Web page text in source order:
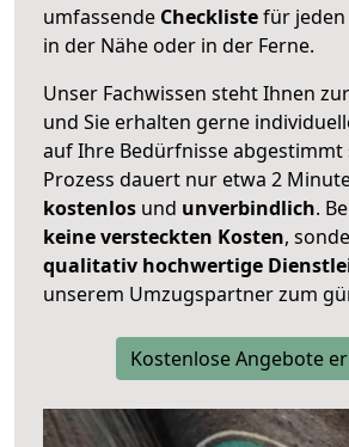
umfassende Checklistefür jeden
in der Nähe oder in der Ferne.
Unser Fachwissen steht Ihnen
und Sie erhalten gerne
auf Ihre Bedürfnisse abgestimmt
Prozess dauert nur etwa 2
kostenlos und unverbindlich.
keine versteckten Kosten,
qualitativ hochwertige
unserem Umzugspartner zum
Kostenlose Angebote